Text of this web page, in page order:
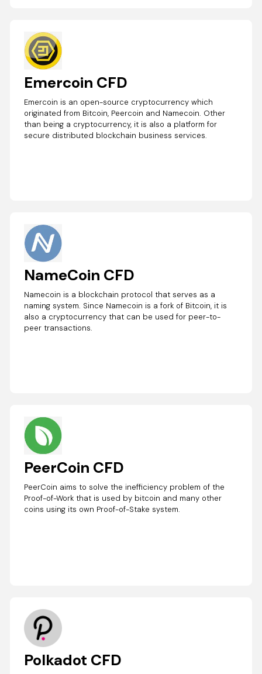
Emercoin CFD
Emercoin is an open-source cryptocurrency which
originated from Bitcoin, Peercoin and Namecoin. Other
than being a cryptocurrency, it is also a platform for
secure distributed blockchain business services.
NameCoin CFD
Namecoin is a blockchain protocol that serves as a
naming system. Since Namecoin is a fork of Bitcoin, it is
also a cryptocurrency that can be used for peer-to-
peer transactions.
PeerCoin CFD
PeerCoin aims to solve the inefficiency problem of the
Proof-of-Work that is used by bitcoin and many other
coins using its own Proof-of-Stake system.
Polkadot CFD